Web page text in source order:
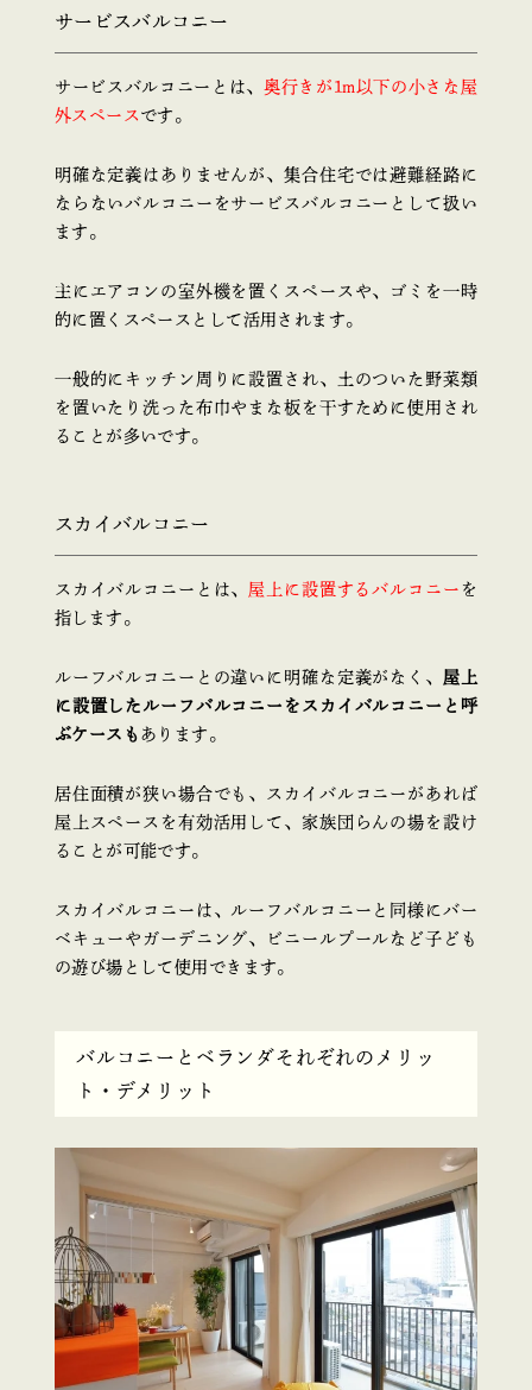
サービスバルコニー
サービスバルコニーとは、 奥行きが1m以下の小さな屋
外スペース です。
明確な定義はありませんが、集合住宅では避難経路に
ならないバルコニーをサービスバルコニーとして扱い
ます。
主にエアコンの室外機を置くスペースや、ゴミを一時
的に置くスペースとして活用されます。
一般的にキッチン周りに設置され、土のついた野菜類
を置いたり洗った布巾やまな板を干すために使用され
ることが多いです。
スカイバルコニー
スカイバルコニーとは、 屋上に設置するバルコニー を
指します。
ルーフバルコニーとの違いに明確な定義がなく、 屋上
に設置したルーフバルコニーをスカイバルコニーと呼
ぶケースも あります。
居住面積が狭い場合でも、スカイバルコニーがあれば
屋上スペースを有効活用して、家族団らんの場を設け
ることが可能です。
スカイバルコニーは、ルーフバルコニーと同様にバー
ベキューやガーデニング、ビニールプールなど子ども
の遊び場として使用できます。
バルコニーとベランダそれぞれのメリッ
ト・デメリット